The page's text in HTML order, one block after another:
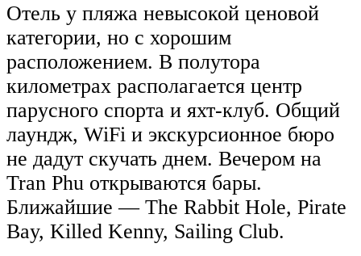
Отель у пляжа невысокой ценовой
категории, но с хорошим
расположением. В полутора
километрах располагается центр
парусного спорта и яхт-клуб. Общий
лаундж, WiFi и экскурсионное бюро
не дадут скучать днем. Вечером на
Tran Phu открываются бары.
Ближайшие — The Rabbit Hole, Pirate
Bay, Killed Kenny, Sailing Club.